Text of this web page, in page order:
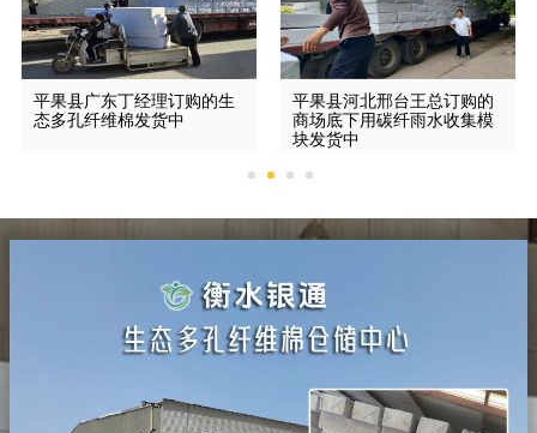
平果县广东丁经理订购的生
态多孔纤维棉发货中
平果县河北邢台王总订购的
商场底下用碳纤雨水收集模
块发货中